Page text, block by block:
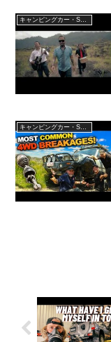
キャンピングカー・SUV人気車種